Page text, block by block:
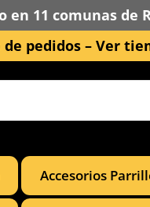
en 11 comunas de
pedidos – Ver
Accesorios